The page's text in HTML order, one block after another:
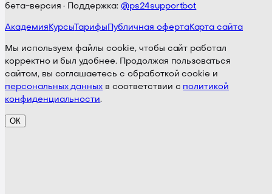
бета-версия · Поддержка: @ps24supportbot
Академия КурсыТарифы Публичная офертаКарта сайта
Мы используем файлы cookie, чтобы сайт работал
корректно и был удобнее. Продолжая пользоваться
сайтом, вы соглашаетесь с обработкой cookie и
персональных данных в соответствии с политикой
конфиденциальности.
ОК